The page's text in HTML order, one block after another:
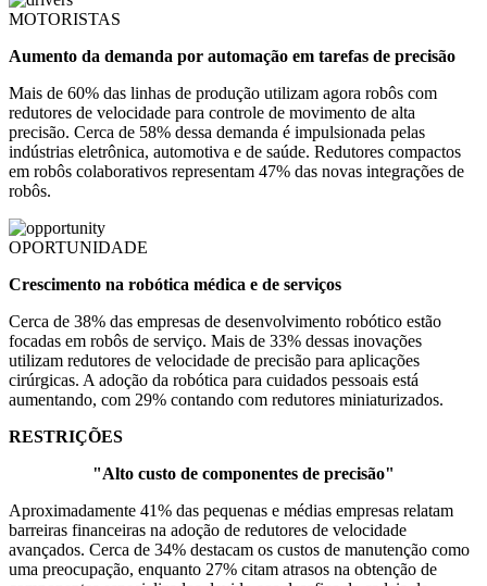
MOTORISTAS
Aumento da demanda por automação em tarefas de precisão
Mais de 60% das linhas de produção utilizam agora robôs com
redutores de velocidade para controle de movimento de alta
precisão. Cerca de 58% dessa demanda é impulsionada pelas
indústrias eletrônica, automotiva e de saúde. Redutores compactos
em robôs colaborativos representam 47% das novas integrações de
robôs.
OPORTUNIDADE
Crescimento na robótica médica e de serviços
Cerca de 38% das empresas de desenvolvimento robótico estão
focadas em robôs de serviço. Mais de 33% dessas inovações
utilizam redutores de velocidade de precisão para aplicações
cirúrgicas. A adoção da robótica para cuidados pessoais está
aumentando, com 29% contando com redutores miniaturizados.
RESTRIÇÕES
"Alto custo de componentes de precisão"
Aproximadamente 41% das pequenas e médias empresas relatam
barreiras financeiras na adoção de redutores de velocidade
avançados. Cerca de 34% destacam os custos de manutenção como
uma preocupação, enquanto 27% citam atrasos na obtenção de